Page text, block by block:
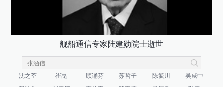
舰船通信专家陆建勋院士逝世
沈之荃 崔崑 顾诵芬 苏哲子 陈毓川
吴咸中